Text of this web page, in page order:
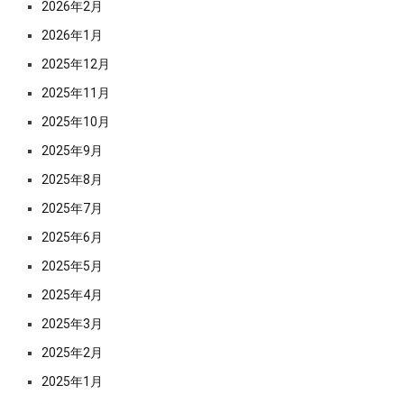
2026年2月
2026年1月
2025年12月
2025年11月
2025年10月
2025年9月
2025年8月
2025年7月
2025年6月
2025年5月
2025年4月
2025年3月
2025年2月
2025年1月